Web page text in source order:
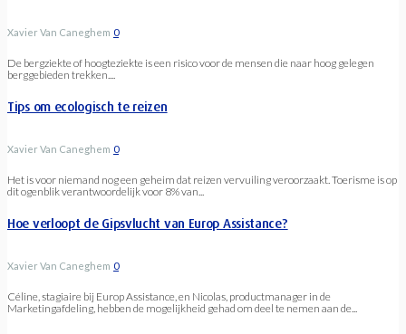
Xavier Van Caneghem 0
De bergziekte of hoogteziekte is een risico voor de mensen die naar hoog gelegen
berggebieden trekken....
Tips om ecologisch te reizen
Xavier Van Caneghem 0
Het is voor niemand nog een geheim dat reizen vervuiling veroorzaakt. Toerisme is op
dit ogenblik verantwoordelijk voor 8% van...
Hoe verloopt de Gipsvlucht van Europ Assistance?
Xavier Van Caneghem 0
Céline, stagiaire bij Europ Assistance, en Nicolas, productmanager in de
Marketingafdeling, hebben de mogelijkheid gehad om deel te nemen aan de...